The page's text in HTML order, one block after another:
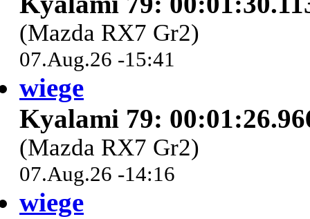
(Mazda RX7 Gr2)
07.Aug.26 -15:41
wiege
Kyalami 79:
(Mazda RX7 Gr2)
07.Aug.26 -14:16
wiege